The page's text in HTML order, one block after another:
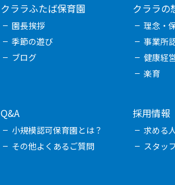
クララふたば保育園
園長挨拶
季節の遊び
ブログ
クララの
理念・
事業所
健康経
楽育
Q&A
小規模認可保育園とは？
その他よくあるご質問
採用情報
求める
スタッ